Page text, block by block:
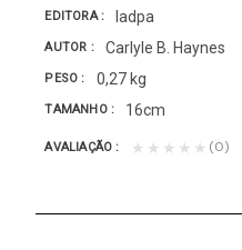
EDITORA Iadpa
AUTOR Carlyle B. Haynes
PESO 0,27 kg
TAMANHO 16cm
AVALIAÇÃO ★★★★★ (0)